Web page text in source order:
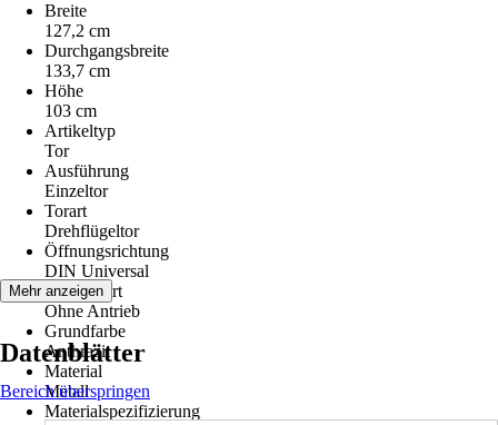
Breite
127,2 cm
Durchgangsbreite
133,7 cm
Höhe
103 cm
Artikeltyp
Tor
Ausführung
Einzeltor
Torart
Drehflügeltor
Öffnungsrichtung
DIN Universal
Antriebsart
Ohne Antrieb
Grundfarbe
Anthrazit
Material
Metall
Materialspezifizierung
Mehr anzeigen
Datenblätter
Bereich überspringen